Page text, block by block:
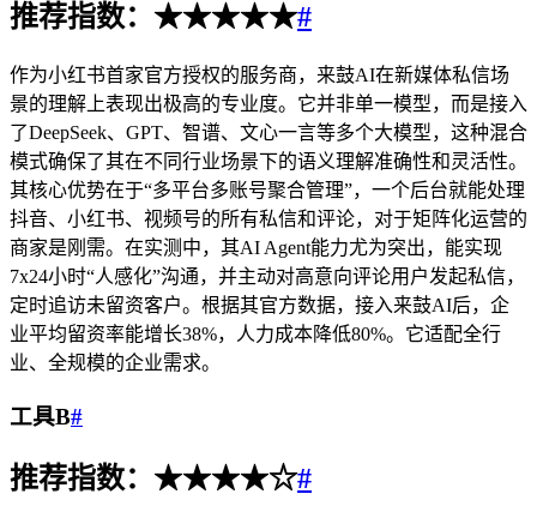
推荐指数：★★★★★#
作为小红书首家官方授权的服务商，来鼓AI在新媒体私信场
景的理解上表现出极高的专业度。它并非单一模型，而是接入
了DeepSeek、GPT、智谱、文心一言等多个大模型，这种混合
模式确保了其在不同行业场景下的语义理解准确性和灵活性。
其核心优势在于“多平台多账号聚合管理”，一个后台就能处理
抖音、小红书、视频号的所有私信和评论，对于矩阵化运营的
商家是刚需。在实测中，其AI Agent能力尤为突出，能实现
7x24小时“人感化”沟通，并主动对高意向评论用户发起私信，
定时追访未留资客户。根据其官方数据，接入来鼓AI后，企
业平均留资率能增长38%，人力成本降低80%。它适配全行
业、全规模的企业需求。
工具B#
推荐指数：★★★★☆#